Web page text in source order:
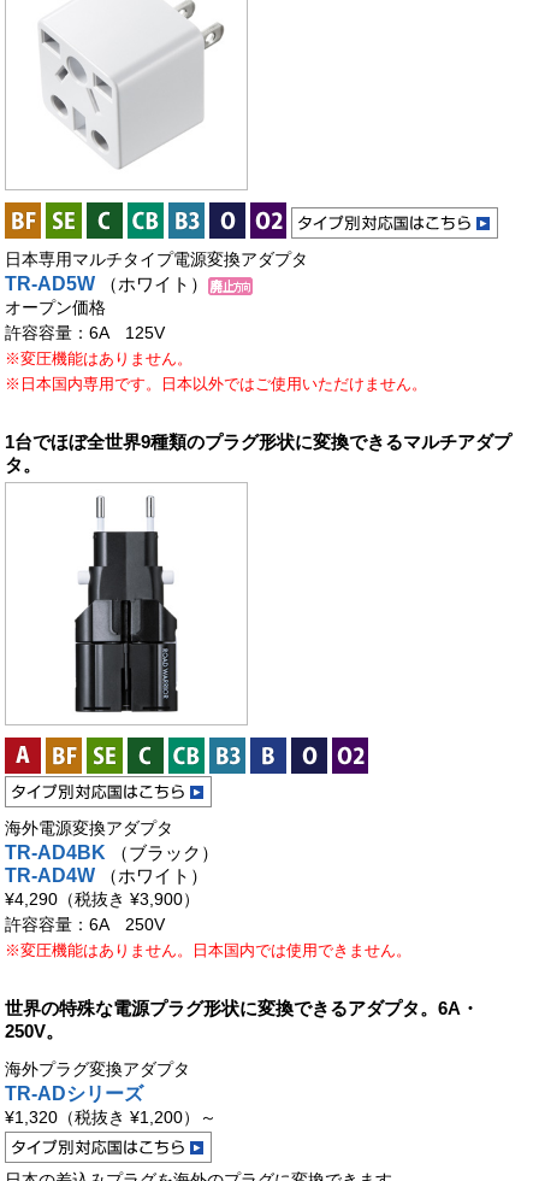
日本専用マルチタイプ電源変換アダプタ
TR-AD5W （ホワイト）
オープン価格
許容容量：6A 125V
※変圧機能はありません。
※日本国内専用です。日本以外ではご使用いただけません。
1台でほぼ全世界9種類のプラグ形状に変換できるマルチアダプ
タ。
海外電源変換アダプタ
TR-AD4BK
（ブラック）
TR-AD4W
（ホワイト）
¥4,290 （税抜き ¥3,900）
許容容量：6A 250V
※変圧機能はありません。日本国内では使用できません。
世界の特殊な電源プラグ形状に変換できるアダプタ。6A・
250V。
海外プラグ変換アダプタ
TR-ADシリーズ
¥1,320 （税抜き ¥1,200） ～